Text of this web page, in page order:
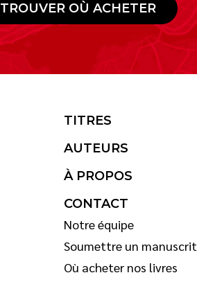
TROUVER OÙ ACHETER
TITRES
AUTEURS
À PROPOS
CONTACT
Notre équipe
Soumettre un manuscrit
Où acheter nos livres